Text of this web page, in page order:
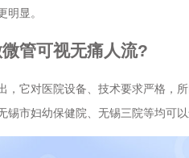
显。
管可视无痛人流?
它对医院设备、技术要求严格，所
市妇幼保健院、无锡三院等均可以